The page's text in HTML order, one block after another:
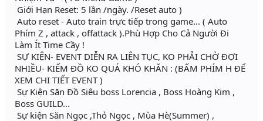
Giới Hạn Reset: 5 lần /ngày. /Reset auto )
Auto reset - Auto train trực tiếp trong game... ( Auto
Phím Z , attack , offattack ).Phù Hợp Cho Cả Người Đi
Làm Ít Time Cầy !
SỰ KIỆN- EVENT DIỄN RA LIÊN TỤC, KO PHẢI CHỜ ĐỢI
NHIỀU- KIẾM ĐỒ KO QUÁ KHÓ KHĂN : (BẤM PHÍM H ĐỂ
XEM CHI TIẾT EVENT )
Sự Kiện Săn Đồ Siêu boss Lorencia , Boss Hoàng Kim ,
Boss GUILD...
Sự kiện Săn Ngọc ,Thỏ Ngọc , Mùa Hè(Summer) ,